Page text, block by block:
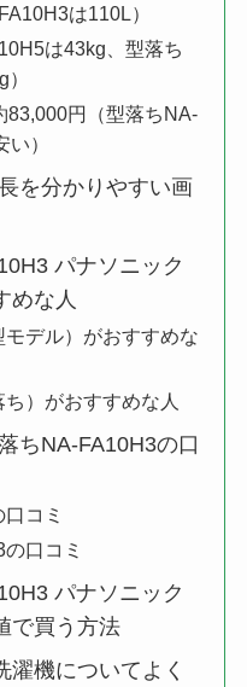
は110L）
は43kg、型落ち
83,000円（型落ちNA-
）
を分かりやすい画
パナソニック
めな人
デル）がおすすめな
）がおすすめな人
ちNA-FA10H3の口
コミ
口コミ
パナソニック
で買う方法
濯機についてよく